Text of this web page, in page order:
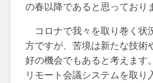
の春以降であると思っており
コロナで我々を取り巻く状
方ですが、苦境は新たな技術
好の機会でもあると考えます
リモート会議システムを取り